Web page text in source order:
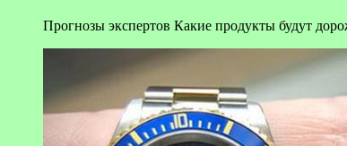
Прогнозы экспертов Какие продукты будут